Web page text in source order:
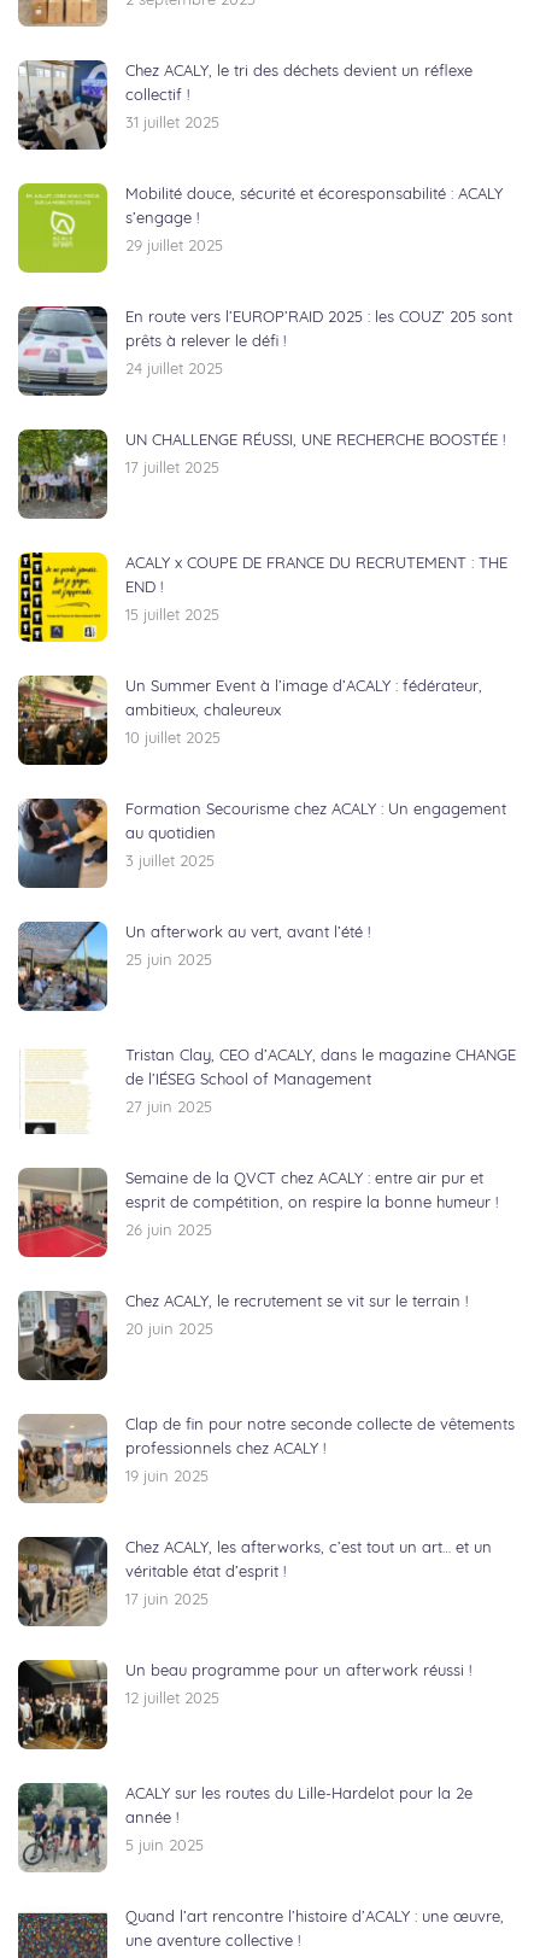
Chez ACALY, le tri des déchets devient un réflexe
collectif !
31 juillet 2025
Mobilité douce, sécurité et écoresponsabilité : ACALY
s’engage !
29 juillet 2025
En route vers l’EUROP’RAID 2025 : les COUZ’ 205 sont
prêts à relever le défi !
24 juillet 2025
UN CHALLENGE RÉUSSI, UNE RECHERCHE BOOSTÉE !
17 juillet 2025
ACALY x COUPE DE FRANCE DU RECRUTEMENT : THE
END !
15 juillet 2025
Un Summer Event à l’image d’ACALY : fédérateur,
ambitieux, chaleureux
10 juillet 2025
Formation Secourisme chez ACALY : Un engagement
au quotidien
3 juillet 2025
Un afterwork au vert, avant l’été !
25 juin 2025
Tristan Clay, CEO d’ACALY, dans le magazine CHANGE
de l’IÉSEG School of Management
27 juin 2025
Semaine de la QVCT chez ACALY : entre air pur et
esprit de compétition, on respire la bonne humeur !
26 juin 2025
Chez ACALY, le recrutement se vit sur le terrain !
20 juin 2025
Clap de fin pour notre seconde collecte de vêtements
professionnels chez ACALY !
19 juin 2025
Chez ACALY, les afterworks, c’est tout un art… et un
véritable état d’esprit !
17 juin 2025
Un beau programme pour un afterwork réussi !
12 juillet 2025
ACALY sur les routes du Lille-Hardelot pour la 2e
année !
5 juin 2025
Quand l’art rencontre l’histoire d’ACALY : une œuvre,
une aventure collective !